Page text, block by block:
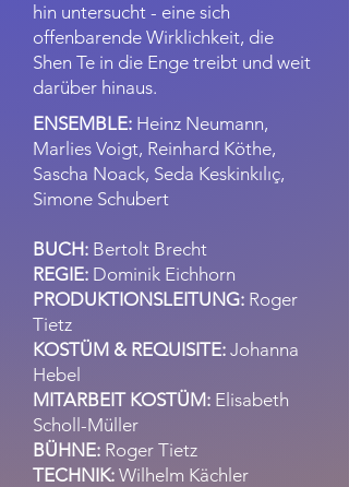
hin untersucht - eine sich
offenbarende Wirklichkeit, die
Shen Te in die Enge treibt und weit
darüber hinaus.
ENSEMBLE: Heinz Neumann,
Marlies Voigt, Reinhard Köthe,
Sascha Noack, Seda Keskinkılıç,
Simone Schubert
BUCH: Bertolt Brecht
REGIE: Dominik Eichhorn
PRODUKTIONSLEITUNG: Roger
Tietz
KOSTÜM & REQUISITE: Johanna
Hebel
MITARBEIT KOSTÜM: Elisabeth
Scholl-Müller
BÜHNE: Roger Tietz
TECHNIK: Wilhelm Kächler